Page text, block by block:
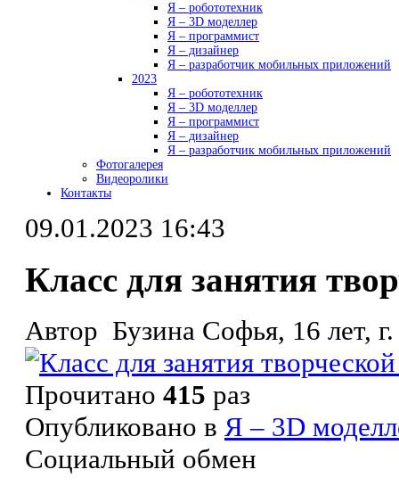
Я – робототехник
Я – 3D моделлер
Я – программист
Я – дизайнер
Я – разработчик мобильных приложений
2023
Я – робототехник
Я – 3D моделлер
Я – программист
Я – дизайнер
Я – разработчик мобильных приложений
Фотогалерея
Видеоролики
Контакты
09.01.2023 16:43
Класс для занятия
Автор Бузина Софья, 16 лет,
Прочитано 415 раз
Опубликовано в Я – 3D
Социальный обмен